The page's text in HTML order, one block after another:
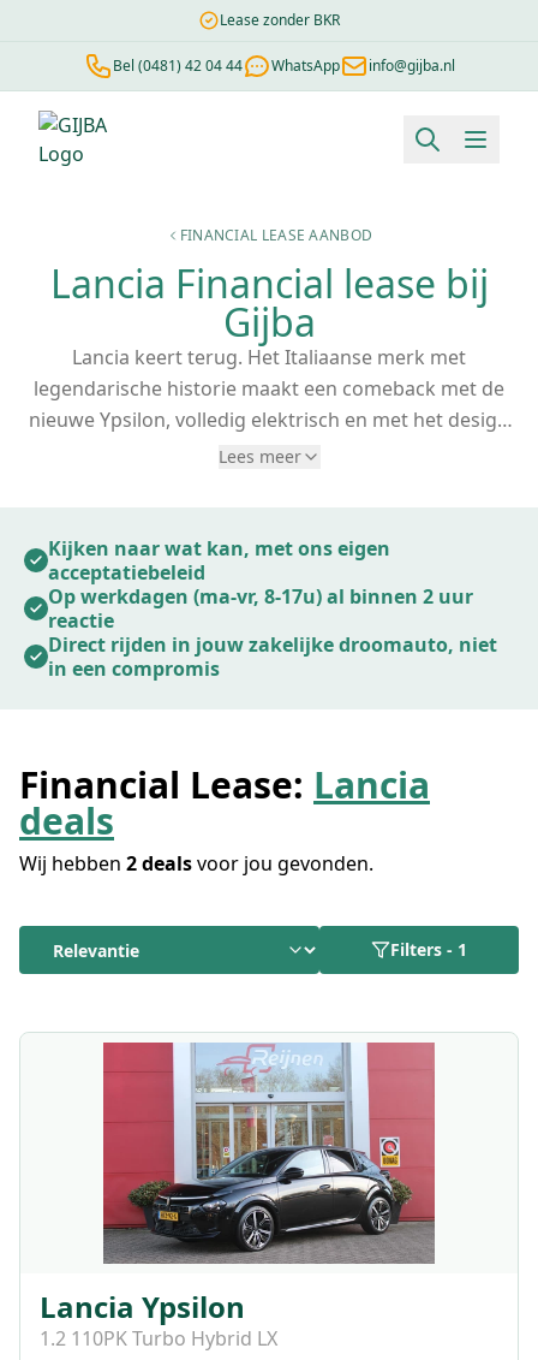
Lease zonder BKR
Bel (0481) 42 04 44 WhatsApp info@gijba.nl
FINANCIAL LEASE AANBOD
Lancia Financial lease bij
Gijba
Lancia keert terug. Het Italiaanse merk met
legendarische historie maakt een comeback met de
nieuwe Ypsilon, volledig elektrisch en met het design
waar Lancia om bekend staat. Met Lancia
Lancia-aanbod.
Lees meer
Kijken naar wat kan, met ons eigen
acceptatiebeleid
Op werkdagen (ma-vr, 8-17u) al binnen 2 uur
reactie
Direct rijden in jouw zakelijke droomauto, niet
in een compromis
Financial Lease: Lancia
deals
Wij hebben 2 dealsvoor jou gevonden.
Filters - 1
Lancia Ypsilon
1.2 110PK Turbo Hybrid LX